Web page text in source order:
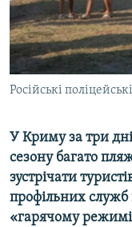
СВІДЧЕННЯ ОКУПАЦІЇ
УКРАЇНСЬКА
ІНФОГРАФІКА
Qırımtatar
ДОЛУЧАЙСЯ!
Усі сайти RFE/RL
Російські
У Криму за три
сезону багато
зустрічати
профільних служб
«гарячому